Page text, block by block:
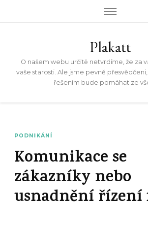
Plakatt
O našem webu určitě netvrdíme, že za
vaše starosti. Ale jsme pevně
řešením bude pomáhat ze
PODNIKÁNÍ
Komunikace se
zákazníky nebo
usnadnění